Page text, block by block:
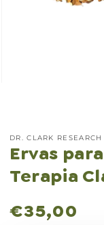
modal
DR. CLARK
Ervas
Terapia
Preço
normal
€35,00